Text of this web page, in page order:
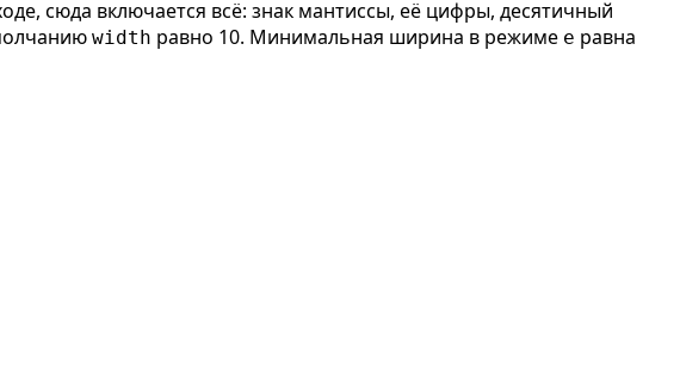
сюда включается всё: знак мантиссы, её цифры, десятичный
width равно 10. Минимальная ширина в режиме e равна